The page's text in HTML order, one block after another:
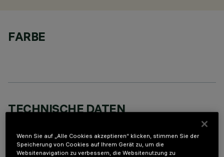
FARBE
TECHNISCHE DATEN
BESCHREIBUNG
Wenn Sie auf „Alle Cookies akzeptieren“ klicken, stimmen Sie der
Speicherung von Cookies auf Ihrem Gerät zu, um die
Websitenavigation zu verbessern, die Websitenutzung zu